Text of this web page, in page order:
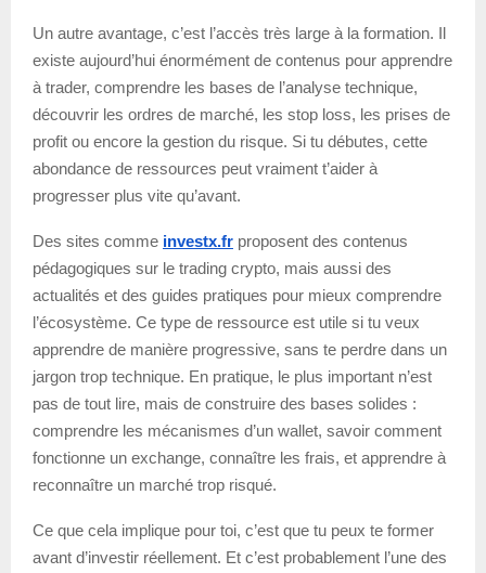
Un autre avantage, c’est l’accès très large à la formation. Il
existe aujourd’hui énormément de contenus pour apprendre
à trader, comprendre les bases de l’analyse technique,
découvrir les ordres de marché, les stop loss, les prises de
profit ou encore la gestion du risque. Si tu débutes, cette
abondance de ressources peut vraiment t’aider à
progresser plus vite qu’avant.
Des sites comme investx.fr proposent des contenus
pédagogiques sur le trading crypto, mais aussi des
actualités et des guides pratiques pour mieux comprendre
l’écosystème. Ce type de ressource est utile si tu veux
apprendre de manière progressive, sans te perdre dans un
jargon trop technique. En pratique, le plus important n’est
pas de tout lire, mais de construire des bases solides :
comprendre les mécanismes d’un wallet, savoir comment
fonctionne un exchange, connaître les frais, et apprendre à
reconnaître un marché trop risqué.
Ce que cela implique pour toi, c’est que tu peux te former
avant d’investir réellement. Et c’est probablement l’une des